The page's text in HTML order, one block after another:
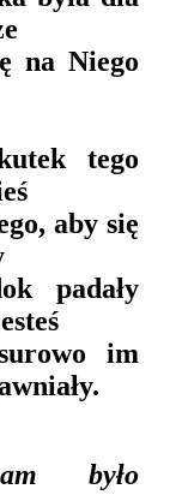
na Niego
tego
aby się
padały
im
było